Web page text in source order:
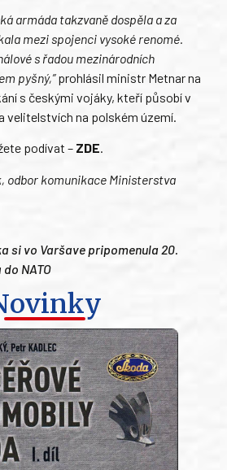
armáda takzvaně dospěla a za
mezi spojenci vysoké renomé.
s řadou mezinárodních
pyšný,”prohlásil ministr Metnar na
s českými vojáky, kteří působí v
velitelstvích na polském území.
podívat – ZDE.
odbor komunikace Ministerstva
si vo Varšave pripomenula 20.
NATO